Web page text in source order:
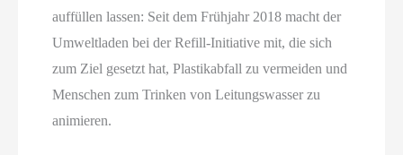
auffüllen lassen: Seit dem Frühjahr 2018 macht der
Umweltladen bei der Refill-Initiative mit, die sich
zum Ziel gesetzt hat, Plastikabfall zu vermeiden und
Menschen zum Trinken von Leitungswasser zu
animieren.